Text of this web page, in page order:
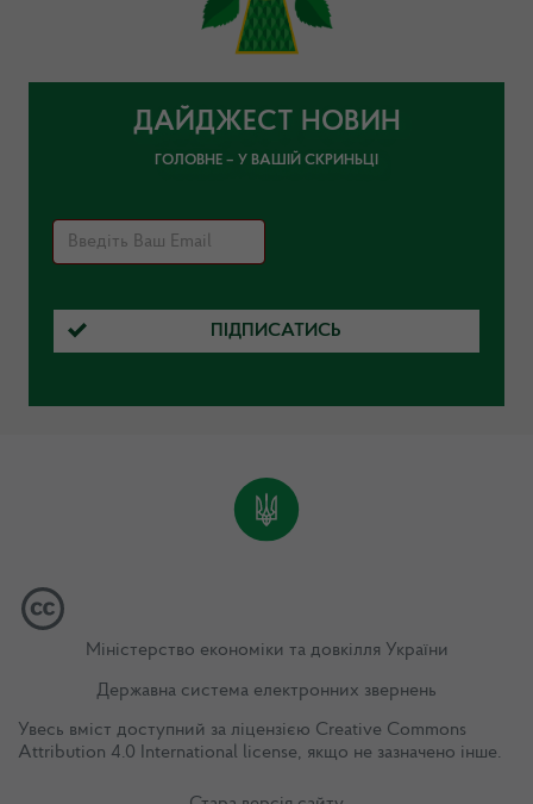
ДАЙДЖЕСТ НОВИН
ГОЛОВНЕ – У ВАШІЙ СКРИНЬЦІ
ПІДПИСАТИСЬ
Міністерство економіки та довкілля України
Державна система електронних звернень
Увесь вміст доступний за ліцензією Creative Commons
Attribution 4.0 International license, якщо не зазначено інше.